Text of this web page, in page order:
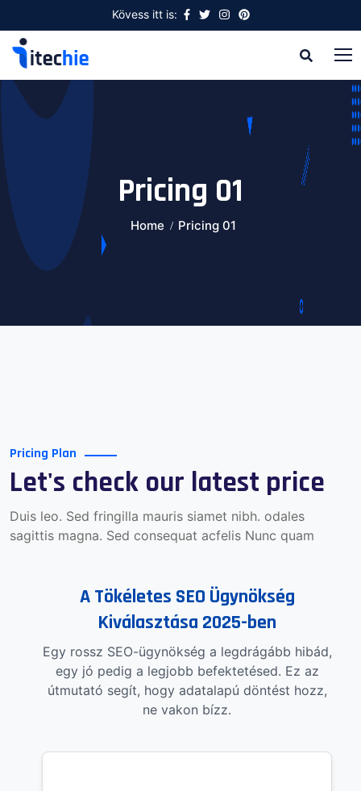
Kövess itt is:
Pricing 01
Home Pricing 01
Pricing Plan
Let's check our latest price
Duis leo. Sed fringilla mauris siamet nibh. odales
sagittis magna. Sed consequat acfelis Nunc quam
A Tökéletes SEO Ügynökség
Kiválasztása 2025-ben
Egy rossz SEO-ügynökség a legdrágább hibád,
egy jó pedig a legjobb befektetésed. Ez az
útmutató segít, hogy adatalapú döntést hozz,
ne vakon bízz.